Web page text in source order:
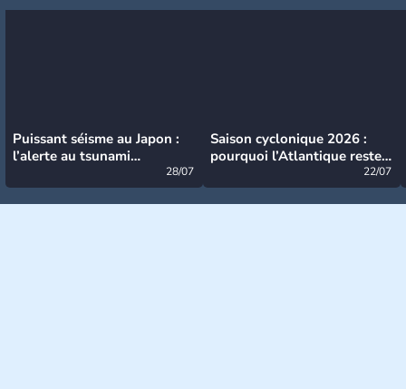
Puissant séisme au Japon :
l’alerte au tsunami
28/07
Saison cyclonique 2026 :
pourquoi l’Atlantique reste
22/07